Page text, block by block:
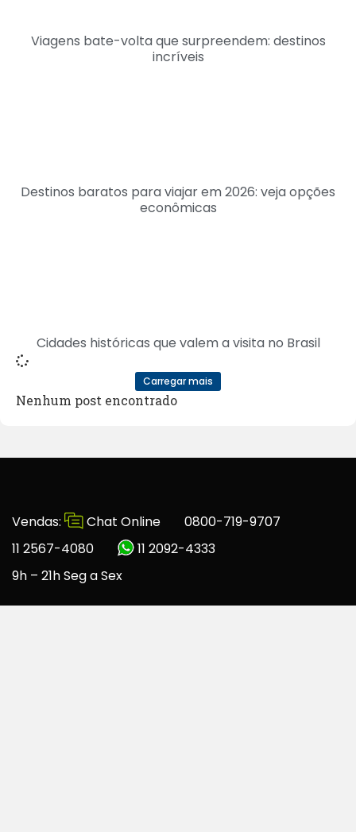
Viagens bate-volta que surpreendem: destinos
incríveis
Destinos baratos para viajar em 2026: veja opções
econômicas
Cidades históricas que valem a visita no Brasil
Carregar mais
Nenhum post encontrado
Vendas: Chat Online
0800-719-9707
11 2567-4080
11 2092-4333
9h – 21h Seg a Sex